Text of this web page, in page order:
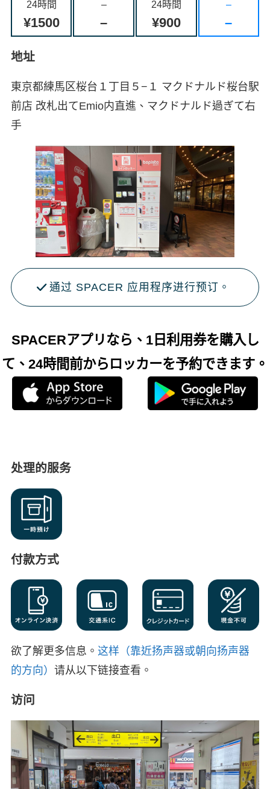
24時間
¥1500
–
–
24時間
¥900
–
–
地址
東京都練馬区桜台１丁目５−１ マクドナルド桜台駅
前店 改札出てEmio内直進、マクドナルド過ぎて右
手
通过 SPACER 应用程序进行预订。
SPACERアプリなら、1日利用券を購入し
て、24時間前からロッカーを予約できます。
处理的服务
付款方式
欲了解更多信息。 这样（靠近扬声器或朝向扬声器
的方向） 请从以下链接查看。
访问